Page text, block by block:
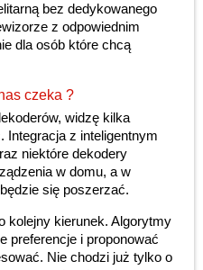
bez dedykowanego
z odpowiednim
dla osób które chcą
czeka ?
widzę kilka
Integracja z inteligentnym
niektóre dekodery
w domu, a w
się poszerzać.
kolejny kierunek. Algorytmy
preferencje i proponować
Nie chodzi już tylko o